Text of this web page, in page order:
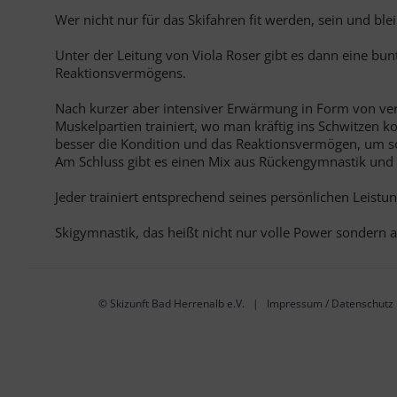
Wer nicht nur für das Skifahren fit werden, sein und
Unter der Leitung von Viola Roser gibt es dann eine
Reaktionsvermögens.
Nach kurzer aber intensiver Erwärmung in Form von
Muskelpartien trainiert, wo man kräftig ins Schwitzen
besser die Kondition und das Reaktionsvermögen, um
Am Schluss gibt es einen Mix aus Rückengymnastik
Jeder trainiert entsprechend seines persönlichen
Skigymnastik, das heißt nicht nur volle Power sondern
© Skizunft Bad Herrenalb e.V. | Impressum / Datenschutz